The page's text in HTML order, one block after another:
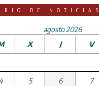
DE NOTICIAS
agosto 2026
X J V
5 6 7